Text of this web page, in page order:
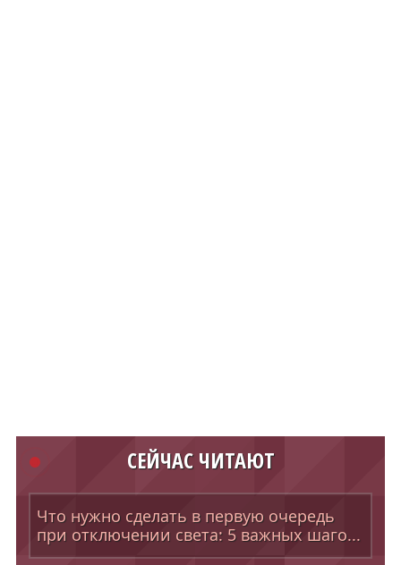
СЕЙЧАС ЧИТАЮТ
Что нужно сделать в первую очередь
при отключении света: 5 важных шаго...